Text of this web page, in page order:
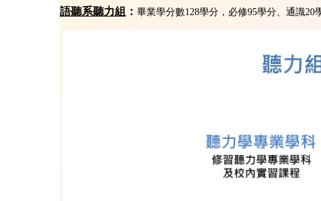
語聽系聽力組 ： 畢業學分數128學分，必修95學分、通識20